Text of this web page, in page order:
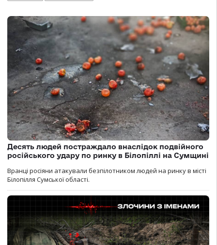
Десять людей постраждало внаслідок подвійного
російського удару по ринку в Білопіллі на Сумщині
Вранці росіяни атакували безпілотником людей на ринку в місті
Білопілля Сумської області.